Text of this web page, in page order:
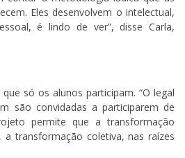
Eles desenvolvem o intelectual,
é lindo de ver”, disse Carla,
só os alunos participam. “O legal
são convidadas a participarem de
permite que a transformação
a transformação coletiva, nas raízes